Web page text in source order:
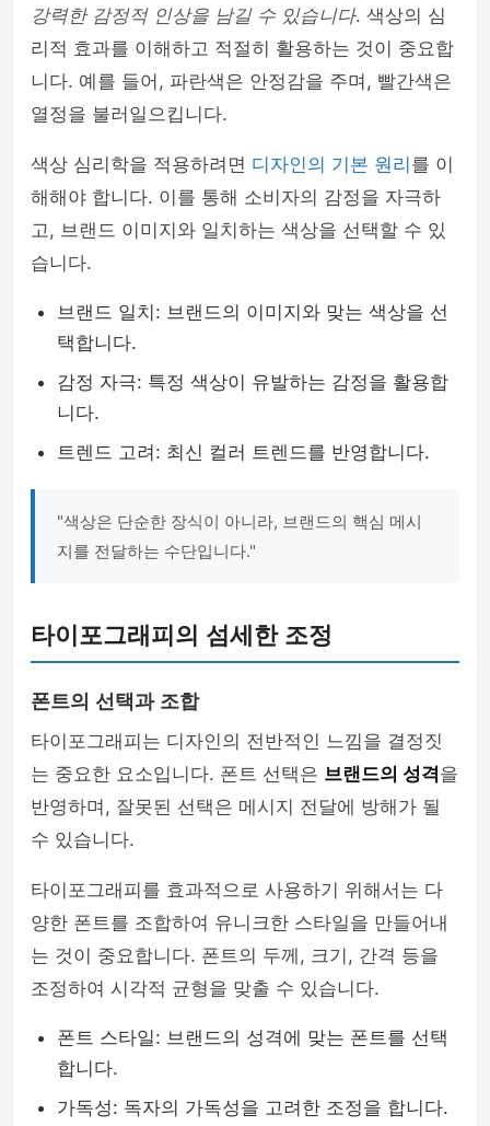
강력한 감정적 인상을 남길 수 있습니다. 색상의 심
리적 효과를 이해하고 적절히 활용하는 것이 중요합
니다. 예를 들어, 파란색은 안정감을 주며, 빨간색은
열정을 불러일으킵니다.
색상 심리학을 적용하려면 디자인의 기본 원리 를 이
해해야 합니다. 이를 통해 소비자의 감정을 자극하
고, 브랜드 이미지와 일치하는 색상을 선택할 수 있
습니다.
브랜드 일치: 브랜드의 이미지와 맞는 색상을 선
택합니다.
감정 자극: 특정 색상이 유발하는 감정을 활용합
니다.
트렌드 고려: 최신 컬러 트렌드를 반영합니다.
"색상은 단순한 장식이 아니라, 브랜드의 핵심 메시
지를 전달하는 수단입니다."
타이포그래피의 섬세한 조정
폰트의 선택과 조합
타이포그래피는 디자인의 전반적인 느낌을 결정짓
는 중요한 요소입니다. 폰트 선택은 브랜드의 성격을
반영하며, 잘못된 선택은 메시지 전달에 방해가 될
수 있습니다.
타이포그래피를 효과적으로 사용하기 위해서는 다
양한 폰트를 조합하여 유니크한 스타일을 만들어내
는 것이 중요합니다. 폰트의 두께, 크기, 간격 등을
조정하여 시각적 균형을 맞출 수 있습니다.
폰트 스타일: 브랜드의 성격에 맞는 폰트를 선택
합니다.
가독성: 독자의 가독성을 고려한 조정을 합니다.